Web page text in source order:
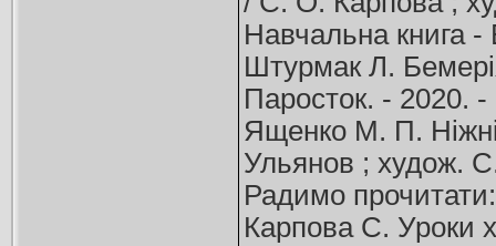
Навчальна книга -
Штурмак Л.
Паросток. - 2020.
Ященко М. П.
Ульянов ; худож.
Радимо прочитати:
Карпова С. Уроки